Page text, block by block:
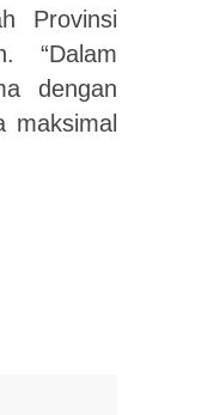
Provinsi
“Dalam
dengan